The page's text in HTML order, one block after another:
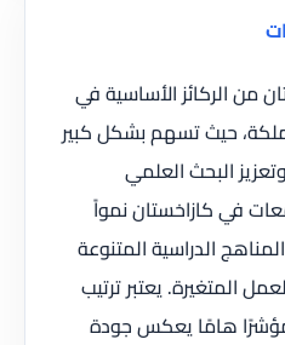
من الركائز الأساسية في
حيث تسهم بشكل كبير
البحث العلمي
في كازاخستان نمواً
الدراسية المتنوعة
المتغيرة. يعتبر ترتيب
هامًا يعكس جودة